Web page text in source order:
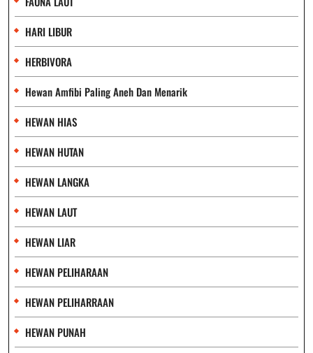
HARI LIBUR
HERBIVORA
Hewan Amfibi Paling Aneh Dan Menarik
HEWAN HIAS
HEWAN HUTAN
HEWAN LANGKA
HEWAN LAUT
HEWAN LIAR
HEWAN PELIHARAAN
HEWAN PELIHARRAAN
HEWAN PUNAH